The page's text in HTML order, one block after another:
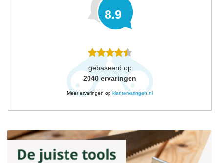
8.9
gebaseerd op
2040 ervaringen
Meer ervaringen op klantervaringen.nl